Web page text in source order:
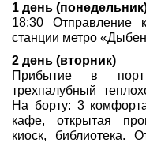
Отзывы
1 день
18:30 Отправление
станции метро
2 день (вторник)
Прибытие в
трехпалубный
На борту: 3
кафе, открытая
киоск, библиотека.